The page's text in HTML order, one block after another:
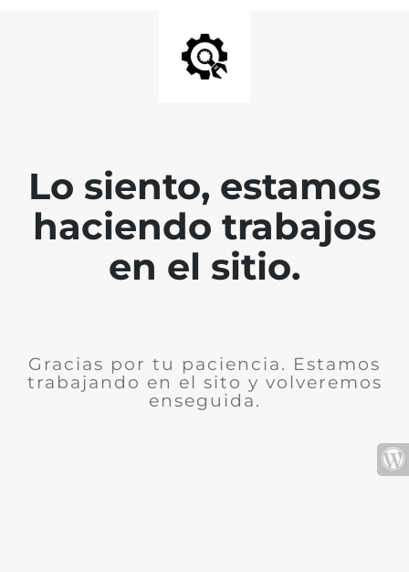
Lo siento, estamos
haciendo trabajos
en el sitio.
Gracias por tu paciencia. Estamos
trabajando en el sito y volveremos
enseguida.